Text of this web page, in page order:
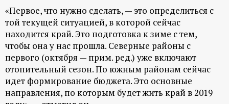
р
т
а
л
«Первое, что нужно сделать, — это определиться с
той текущей ситуацией, в которой сейчас
находится край. Это подготовка к зиме с тем,
чтобы она у нас прошла. Северные районы с
первого (октября — прим. ред.) уже включают
отопительный сезон. По южным районам сейчас
идет формирование бюджета. Это основные
направления, по которым будет жить край в 2019